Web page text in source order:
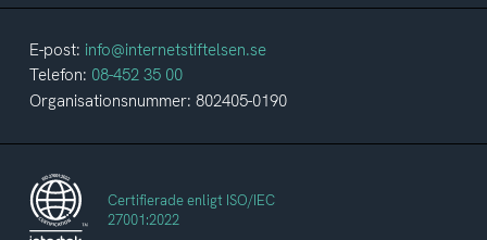
E-post: info@internetstiftelsen.se
Telefon: 08-452 35 00
Organisationsnummer: 802405-0190
Certifierade enligt ISO/IEC
27001:2022